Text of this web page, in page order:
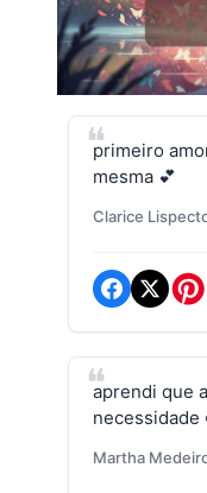
primeiro
mesma 💕
Clarice
aprendi que
necessidade
Martha